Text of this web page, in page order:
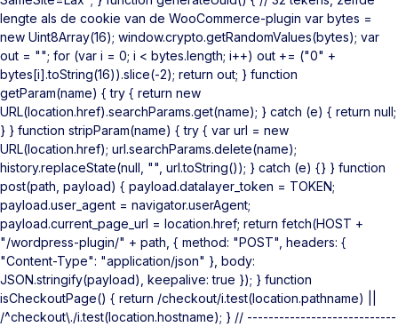
lengte als de cookie van de WooCommerce-plugin var bytes =
new Uint8Array(16); window.crypto.getRandomValues(bytes); var
out = ""; for (var i = 0; i < bytes.length; i++) out += ("0" +
bytes[i].toString(16)).slice(-2); return out; } function
getParam(name) { try { return new
URL(location.href).searchParams.get(name); } catch (e) { return null;
} } function stripParam(name) { try { var url = new
URL(location.href); url.searchParams.delete(name);
history.replaceState(null, "", url.toString()); } catch (e) {} } function
post(path, payload) { payload.datalayer_token = TOKEN;
payload.user_agent = navigator.userAgent;
payload.current_page_url = location.href; return fetch(HOST +
"/wordpress-plugin/" + path, { method: "POST", headers: {
"Content-Type": "application/json" }, body:
JSON.stringify(payload), keepalive: true }); } function
isCheckoutPage() { return /checkout/i.test(location.pathname) ||
/^checkout\./i.test(location.hostname); } // ----------------------------